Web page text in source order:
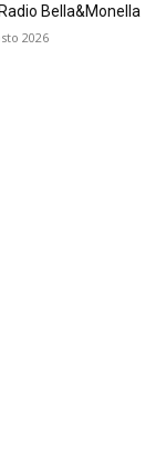
Bella&Monella
2026